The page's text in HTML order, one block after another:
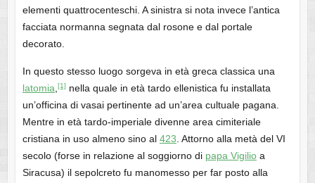
elementi quattrocenteschi. A sinistra si nota invece l’antica
facciata normanna segnata dal rosone e dal portale
decorato.
In questo stesso luogo sorgeva in età greca classica una
latomia [1] nella quale in età tardo ellenistica fu installata
un’officina di vasai pertinente ad un’area cultuale pagana.
Mentre in età tardo-imperiale divenne area cimiteriale
cristiana in uso almeno sino al 423 . Attorno alla metà del VI
secolo (forse in relazione al soggiorno di papa Vigilioa
Siracusa) il sepolcreto fu manomesso per far posto alla